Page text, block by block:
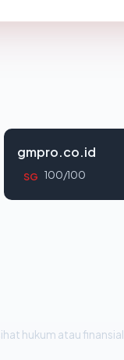
gmpro.co.id
SG 100/100
hukum atau finansial.